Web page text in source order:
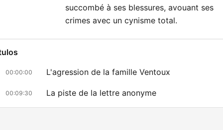
succombé à ses blessures, avouant ses
crimes avec un cynisme total.
00:00:00 L'agression de la famille Ventoux
00:09:30 La piste de la lettre anonyme